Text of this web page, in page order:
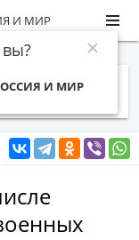
И МИР
вы?
И МИР